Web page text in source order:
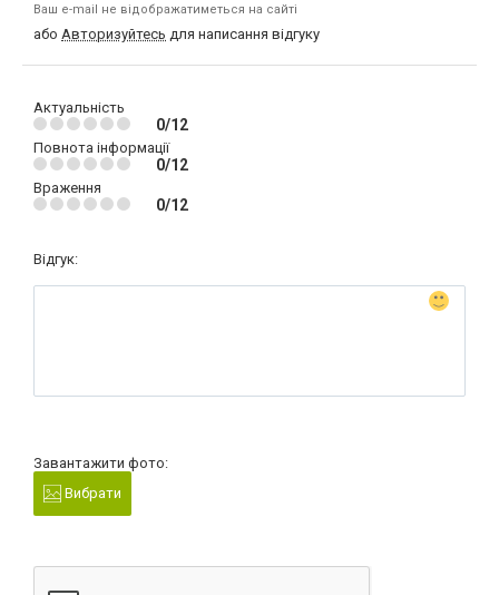
Ваш e-mail не відображатиметься на сайті
або Авторизуйтесь для написання відгуку
Актуальність
0/12
Повнота інформації
0/12
Враження
0/12
Відгук:
Завантажити фото:
Вибрати